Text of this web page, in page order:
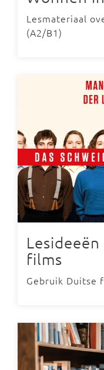
Lesmateriaal
(A2/B1)
films
Gebruik Duitse